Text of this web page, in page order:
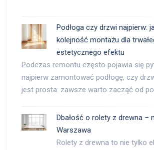
Podłoga czy drzwi najpierw:
kolejność montażu dla
estetycznego efektu
Podczas remontu często pojawia się
najpierw zamontować podłogę, czy
jest prosta: zawsze warto zacząć od
Dbałość o rolety z drewna –
Warszawa
Rolety z drewna to nie tylko